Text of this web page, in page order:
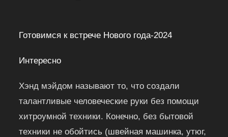
Готовимся к встрече Нового года-2024
Интересно
Хэнд мэйдом называют то, что создали
талантливые человеческие руки без помощи
хитроумной техники. Конечно, без бытовой
техники не обойтись (швейная машинка, утюг,